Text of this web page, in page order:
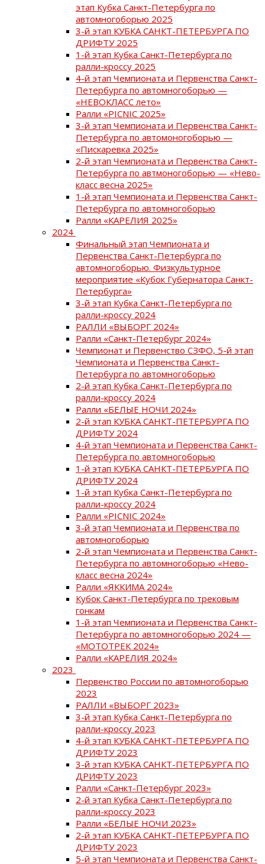
этап Кубка Санкт-Петербурга по
автомногоборью 2025
3-й этап КУБКА САНКТ-ПЕТЕРБУРГА ПО
ДРИФТУ 2025
1-й этап Кубка Санкт-Петербурга по
ралли-кроссу 2025
4-й этап Чемпионата и Первенства Санкт-
Петербурга по автомногоборью —
«НЕВОКЛАСС лето»
Ралли «PICNIC 2025»
3-й этап Чемпионата и Первенства Санкт-
Петербурга по автомоногоборью —
«Пискаревка 2025»
2-й этап Чемпионата и Первенства Санкт-
Петербурга по автмоногоборью — «Нево-
класс весна 2025»
1-й этап Чемпионата и Первенства Санкт-
Петербурга по автомногоборью
Ралли «КАРЕЛИЯ 2025»
2024
Финальный этап Чемпионата и
Первенства Санкт-Петербурга по
автомногоборью. Физкультурное
мероприятие «Кубок Губернатора Санкт-
Петербурга»
3-й этап Кубка Санкт-Петербурга по
ралли-кроссу 2024
РАЛЛИ «ВЫБОРГ 2024»
Ралли «Санкт-Петербург 2024»
Чемпионат и Первенство СЗФО, 5-й этап
Чемпионата и Первенства Санкт-
Петербурга по автомногоборью
2-й этап Кубка Санкт-Петербурга по
ралли-кроссу 2024
Ралли «БЕЛЫЕ НОЧИ 2024»
2-й этап КУБКА САНКТ-ПЕТЕРБУРГА ПО
ДРИФТУ 2024
4-й этап Чемпионата и Первенства Санкт-
Петербурга по автомногоборью
1-й этап КУБКА САНКТ-ПЕТЕРБУРГА ПО
ДРИФТУ 2024
1-й этап Кубка Санкт-Петербурга по
ралли-кроссу 2024
Ралли «PICNIC 2024»
3-й этап Чемпионата и Первенства по
автомногоборью
2-й этап Чемпионата и Первенства Санкт-
Петербурга по автомногоборью «Нево-
класс весна 2024»
Ралли «ЯККИМА 2024»
Кубок Санкт-Петербурга по трековым
гонкам
1-й этап Чемпионата и Первенства Санкт-
Петербурга по автомногоборью 2024 —
«МОТОТРЕК 2024»
Ралли «КАРЕЛИЯ 2024»
2023
Первенство России по автомногоборью
2023
РАЛЛИ «ВЫБОРГ 2023»
3-й этап Кубка Санкт-Петербурга по
ралли-кроссу 2023
4-й этап КУБКА САНКТ-ПЕТЕРБУРГА ПО
ДРИФТУ 2023
3-й этап КУБКА САНКТ-ПЕТЕРБУРГА ПО
ДРИФТУ 2023
Ралли «Санкт-Петербург 2023»
2-й этап Кубка Санкт-Петербурга по
ралли-кроссу 2023
Ралли «БЕЛЫЕ НОЧИ 2023»
2-й этап КУБКА САНКТ-ПЕТЕРБУРГА ПО
ДРИФТУ 2023
5-й этап Чемпионата и Первенства Санкт-